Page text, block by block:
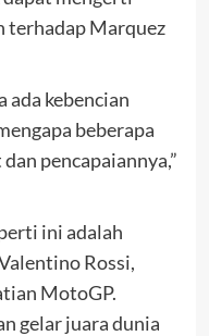
terhadap Marquez
ada kebencian
beberapa
pencapaiannya,”
ini adalah
Rossi,
MotoGP.
gelar juara dunia